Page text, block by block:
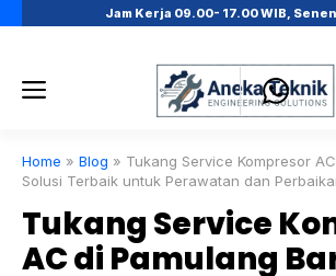
Jam Kerja 09.00- 17.00 WIB,
Menu
Home » Blog » Tukang Service Kompresor
Solusi Terbaik untuk Perawatan dan
Tukang Service
AC di Pamulang